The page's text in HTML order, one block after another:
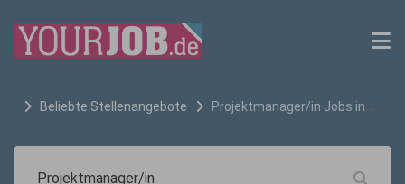
Beliebte Stellenangebote Projektmanager/in Jobs in